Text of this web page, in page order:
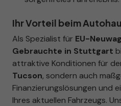
Ihr Vorteil beim
Als Spezialist für EU-
Gebrauchte in Stuttgart
attraktive Konditionen für
Tucson, sondern auch
Finanzierungslösungen und
Ihres aktuellen Fahrzeugs.